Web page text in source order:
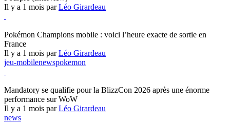
Il y a 1 mois parLéo Girardeau
Pokémon Champions mobile : voici l’heure exacte de sortie en
France
Il y a 1 mois parLéo Girardeau
jeu-mobilenewspokemon
Mandatory se qualifie pour la BlizzCon 2026 après une énorme
performance sur WoW
Il y a 1 mois parLéo Girardeau
news